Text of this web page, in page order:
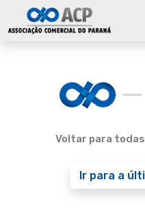
Voltar para
Ir para a